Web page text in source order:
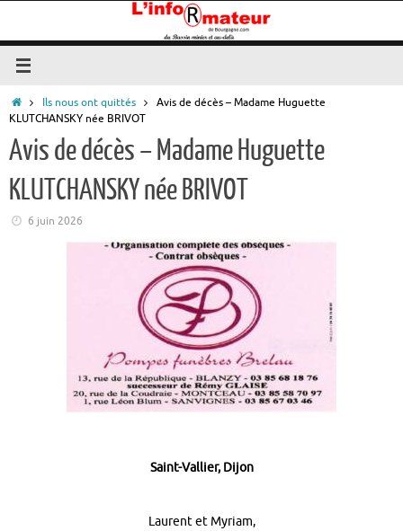
contenu
AccueilIls nous ont quittés
Avis de décès – Madame Huguette
KLUTCHANSKY née BRIVOT
Avis de décès – Madame Huguette
KLUTCHANSKY née BRIVOT
6 juin 2026
Saint-Vallier, Dijon
Laurent et Myriam,